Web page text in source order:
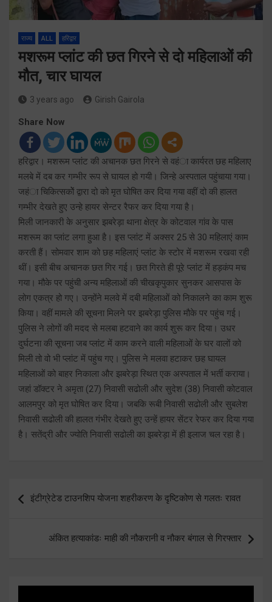
राज्य ALL हरिद्वार
मशरूम प्लांट की छत गिरने से दो महिलाओं की
मौत, चार घायल
3 years ago Girish Gairola
Share Now
हरिद्वार। मशरूम प्लांट की अचानक छत गिरने से वहंा कार्यरत छह महिलाए
मलबे में दब कर गम्भीर रूप से घायल हो गयी। जिन्हे अस्पताल पहुंचाया गया।
जहंा चिकित्सकोें द्वारा दो को मृत घोषित कर दिया गया वहीं दो की हालत
गम्भीर देखते हुए उन्हे हायर सेन्टर रैफर कर दिया गया है।
मिली जानकारी के अनुसार झबरेड़ा थाना क्षेत्र के कोटवाल गांव के पास
मशरूम का प्लांट लगा हुआ है। इस प्लांट में अक्सर 25 से 30 महिलाएं काम
करती हैं। सोमवार शाम को छह महिलाएं प्लांट के स्टोर में मशरूम रखवा रही
थीं। इसी बीच अचानक छत गिर गई। छत गिरते ही पूरे प्लांट में हड़कंप मच
गया। मौके पर पहुंची अन्य महिलाओं की चीखकृपुकार सुनकर आसपास के
लोग एकत्र हो गए। उन्होंने मलवे में दबी महिलाओं को निकालने का काम शुरू
किया। वहीं मामले की सूचना मिलने पर झबरेड़ा पुलिस मौके पर पहुंच गई।
पुलिस ने लोगों की मदद से मलबा हटवाने का कार्य शुरू कर दिया। उधर
दुर्घटना की सूचना जब प्लांट में काम करने वाली महिलाओं के घर वालों को
मिली तो वो भी प्लांट में पहुंच गए। पुलिस ने मलवा हटाकर छह घायल
महिलाओं को बाहर निकाला और झबरेड़ा स्थित एक अस्पताल में भर्ती कराया।
जहां डॉक्टर ने अमृता (27) निवासी सढोली और सुदेश (38) निवासी कोटवाल
आलमपुर को मृत घोषित कर दिया। जबकि रूबी निवासी सढोली और सुबलेश
निवासी सढोली की हालत गंभीर देखते हुए उन्हें हायर सेंटर रेफर कर दिया गया
है। सतेंद्री और ज्योति निवासी सढोली का झबरेड़ा में ही इलाज चल रहा है।
navigation
इंटीग्रेटेड टाउनशिप योजना शहरीकरण के दृष्टिकोण से गलतः रावत
अंकित हत्याकांडः माही की नौकरानी व नौकर बंगाल से गिरफ्तार